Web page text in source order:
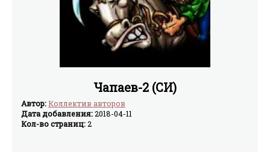
Чапаев-2 (СИ)
Автор:Коллектив авторов
Дата добавления:2018-04-11
Кол-во страниц:2